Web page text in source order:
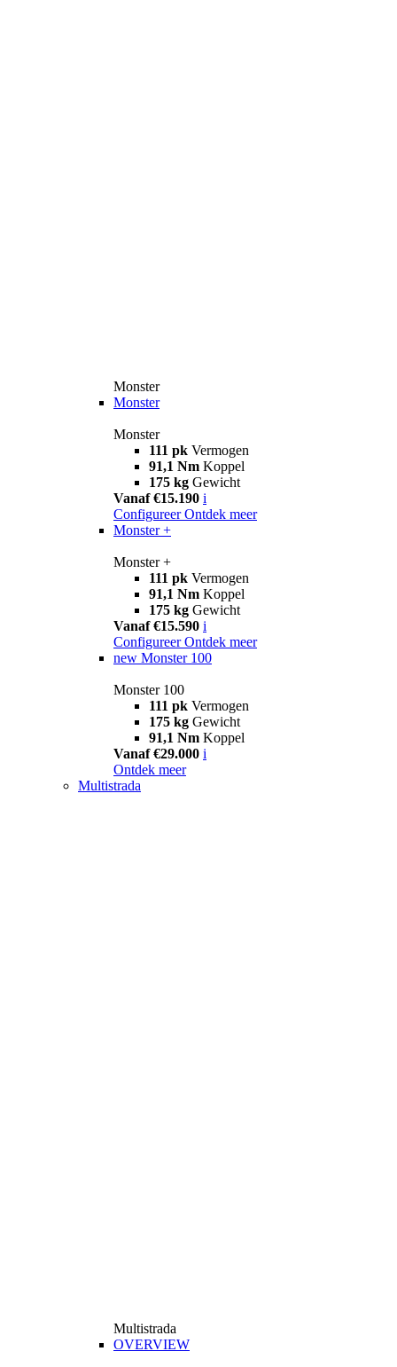
Monster
Monster
Monster
111 pk Vermogen
91,1 Nm Koppel
175 kg Gewicht
Vanaf €15.190 i
Configureer Ontdek meer
Monster +
Monster +
111 pk Vermogen
91,1 Nm Koppel
175 kg Gewicht
Vanaf €15.590 i
Configureer Ontdek meer
new Monster 100
Monster 100
111 pk Vermogen
175 kg Gewicht
91,1 Nm Koppel
Vanaf €29.000 i
Ontdek meer
Multistrada
Multistrada
OVERVIEW